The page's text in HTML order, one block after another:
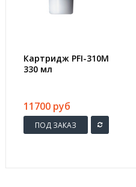
Картридж PFI-310M
330 мл
11700 руб
ПОД ЗАКАЗ